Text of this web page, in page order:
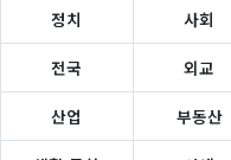
정치 사회
전국 외교
산업 부동산